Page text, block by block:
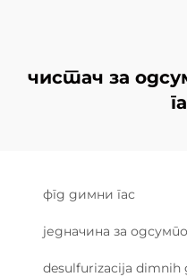
чистач за
фгд димни гас
једначина за
desulfurizacija dimnih